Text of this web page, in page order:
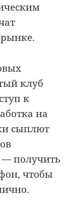
клуб
к
на
сыплют
получить
чтобы